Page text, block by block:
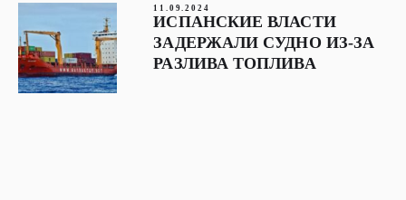
11.09.2024
ИСПАНСКИЕ ВЛАСТИ
ЗАДЕРЖАЛИ СУДНО ИЗ-ЗА
РАЗЛИВА ТОПЛИВА